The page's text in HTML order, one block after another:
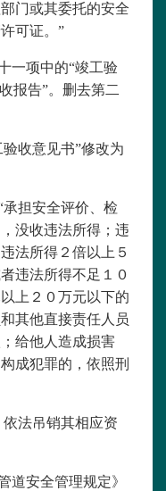
门或其委托的安全
可证。”
一项中的“竣工验
报告”。删去第二
收意见书”修改为
担安全评价、检
没收违法所得；违
法所得２倍以上５
违法所得不足１０
上２０万元以下的
其他直接责任人员
给他人造成损害
成犯罪的，依照刑
法吊销其相应资
道安全管理规定》